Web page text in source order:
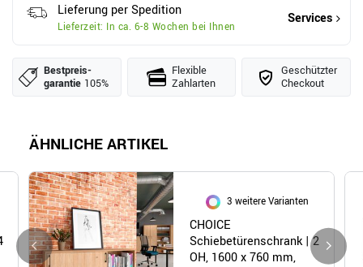
Lieferung per Spedition
Lieferzeit: In ca. 6-8 Wochen bei Ihnen
Services
Bestpreis­
garantie 105%
Flexible
Zahlarten
Geschützter
Checkout
ÄHNLICHE ARTIKEL
3 weitere Varianten
CHOICE
Schiebetürenschrank | 2
OH, 1600 x 760 mm,